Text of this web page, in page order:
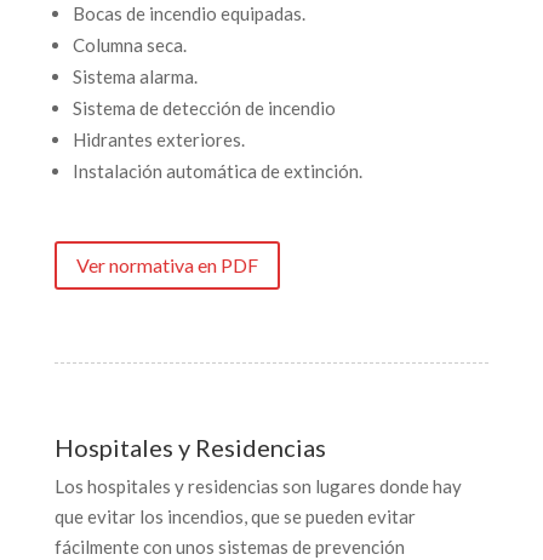
Bocas de incendio equipadas.
Columna seca.
Sistema alarma.
Sistema de detección de incendio
Hidrantes exteriores.
Instalación automática de extinción.
Ver normativa en PDF
Hospitales y Residencias
Los hospitales y residencias son lugares donde hay
que evitar los incendios, que se pueden evitar
fácilmente con unos sistemas de prevención